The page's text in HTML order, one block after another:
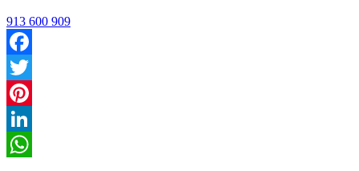
913 600 909
Facebook
Twitter
Pinterest
LinkedIn